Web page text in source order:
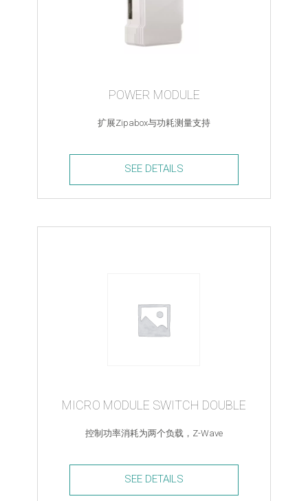
POWER MODULE
扩展Zipabox与功耗测量支持
Power
quantity
SEE DETAILS
MICRO MODULE SWITCH DOUBLE
控制功率消耗为两个负载，Z-Wave
SEE DETAILS